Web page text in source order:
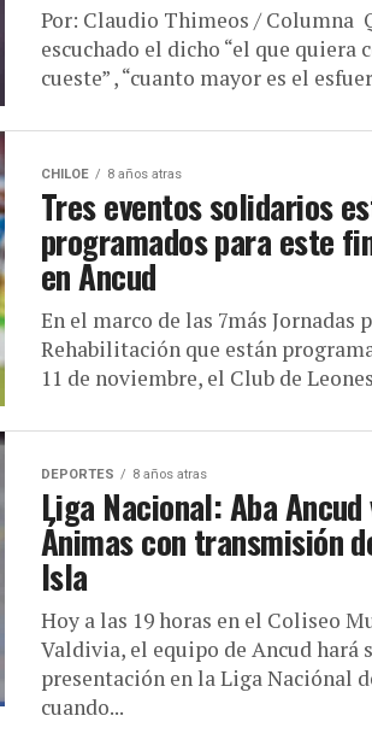
Por: Claudio Thimeos / Columna
escuchado el dicho “el que quiera
cueste” , “cuanto mayor es el
CHILOE 8 años atras
Tres eventos solidarios
programados para este
en Ancud
En el marco de las 7más Jornadas
Rehabilitación que están
11 de noviembre, el Club de
DEPORTES 8 años atras
Liga Nacional: Aba
Ánimas con transmisión
Isla
Hoy a las 19 horas en el Coliseo
Valdivia, el equipo de Ancud hará
presentación en la Liga Naciónal
cuando...